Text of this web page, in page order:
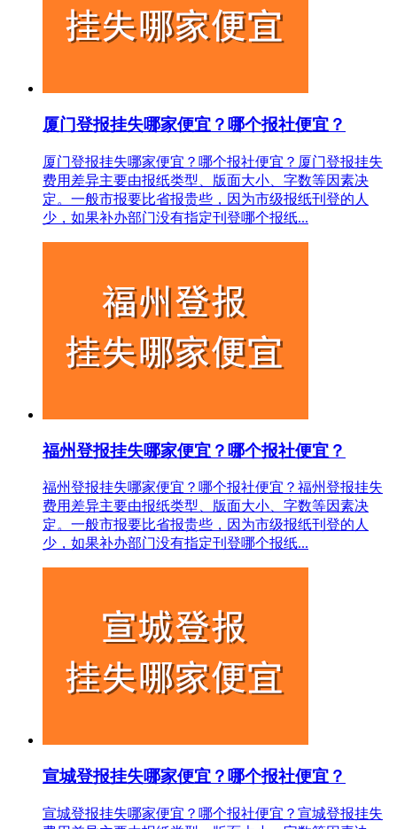
厦门登报挂失哪家便宜？哪个报社便宜？
厦门登报挂失哪家便宜？哪个报社便宜？厦门登报挂失
费用差异主要由报纸类型、版面大小、字数等因素决
定。一般市报要比省报贵些，因为市级报纸刊登的人
少，如果补办部门没有指定刊登哪个报纸...
福州登报挂失哪家便宜？哪个报社便宜？
福州登报挂失哪家便宜？哪个报社便宜？福州登报挂失
费用差异主要由报纸类型、版面大小、字数等因素决
定。一般市报要比省报贵些，因为市级报纸刊登的人
少，如果补办部门没有指定刊登哪个报纸...
宣城登报挂失哪家便宜？哪个报社便宜？
宣城登报挂失哪家便宜？哪个报社便宜？宣城登报挂失